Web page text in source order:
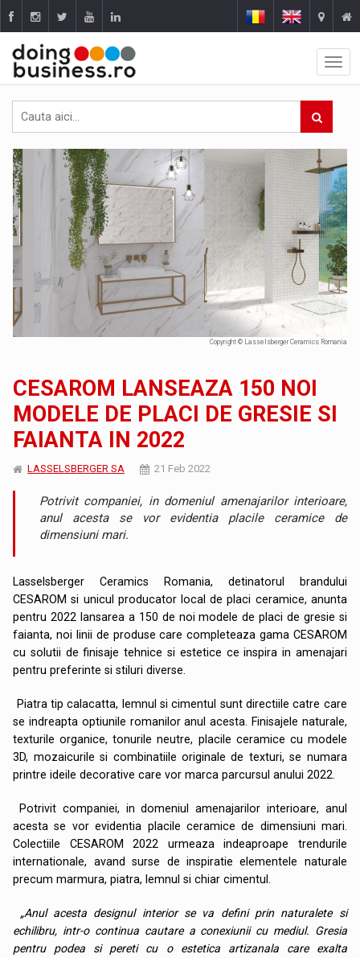
Copyright © Lasselsberger Ceramics Romania
CESAROM LANSEAZA 150 NOI
MODELE DE PLACI DE GRESIE SI
FAIANTA IN 2022
LASSELSBERGER SA 21 Feb 2022
Potrivit companiei, in domeniul amenajarilor interioare,
anul acesta se vor evidentia placile ceramice de
dimensiuni mari.
Lasselsberger Ceramics Romania, detinatorul brandului
CESAROM si unicul producator local de placi ceramice, anunta
pentru 2022 lansarea a 150 de noi modele de placi de gresie si
faianta, noi linii de produse care completeaza gama CESAROM
cu solutii de finisaje tehnice si estetice ce inspira in amenajari
pentru preferinte si stiluri diverse.
Piatra tip calacatta, lemnul si cimentul sunt directiile catre care
se indreapta optiunile romanilor anul acesta. Finisajele naturale,
texturile organice, tonurile neutre, placile ceramice cu modele
3D, mozaicurile si combinatiile originale de texturi, se numara
printre ideile decorative care vor marca parcursul anului 2022.
Potrivit companiei, in domeniul amenajarilor interioare, anul
acesta se vor evidentia placile ceramice de dimensiuni mari.
Colectiile CESAROM 2022 urmeaza indeaproape trendurile
internationale, avand surse de inspiratie elementele naturale
precum marmura, piatra, lemnul si chiar cimentul.
„Anul acesta designul interior se va defini prin naturalete si
echilibru, intr-o continua cautare a conexiunii cu mediul. Gresia
pentru podea si pereti cu o estetica artizanala care exalta